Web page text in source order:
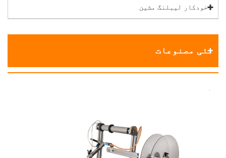
خودکار لیبلنگ مشین
نئی مصنوعات